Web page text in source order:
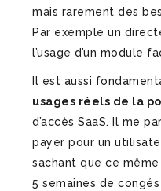
mais rarement des
Par exemple un
l’usage d’un module
Il est aussi
usages réels de la
d’accès SaaS. Il me
payer pour un
sachant que ce
5 semaines de